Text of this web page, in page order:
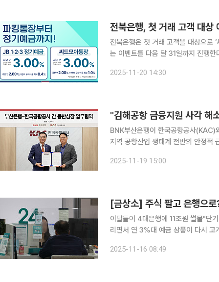
전북은행, 첫 거래 고객 대
전북은행은 첫 거래 고객을 대상으로
는 이벤트를 다음 달 31일까지 진행한다고 20일 밝혔다. 파킹통
최대 연 3.0%까지 받을 수 있다. 우대
2025-11-20 14:30
BNK부산은행이 한국공항공사(KAC)
지역 공항산업 생태계 전반의 안정적
(MOU)'을 체결했다고 밝혔다. 이번
2025-11-19 15:00
[금상소] 주식 팔고 은행으
이달들어 4대은행에 11조원 썰물"단기 특판보다 조건·
리면서 연 3%대 예금 상품이 다시 고
리은행은 전날부터 '우리 첫 거래 우
2025-11-16 08:49